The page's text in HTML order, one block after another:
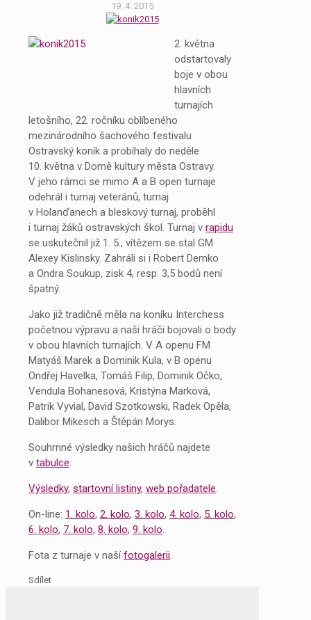
19. 4. 2015
2. května
odstartovaly
boje v obou
hlavních
turnajích
letošního, 22. ročníku oblíbeného
mezinárodního šachového festivalu
Ostravský koník a probíhaly do neděle
10. května v Domě kultury města Ostravy.
V jeho rámci se mimo A a B open turnaje
odehrál i turnaj veteránů, turnaj
v Holanďanech a bleskový turnaj, proběhl
i turnaj žáků ostravských škol. Turnaj v rapidu
se uskutečnil již 1. 5., vítězem se stal GM
Alexey Kislinsky. Zahráli si i Robert Demko
a Ondra Soukup, zisk 4, resp. 3,5 bodů není
špatný.
Jako již tradičně měla na koníku Interchess
početnou výpravu a naši hráči bojovali o body
v obou hlavních turnajích. V A openu FM
Matyáš Marek a Dominik Kula, v B openu
Ondřej Havelka, Tomáš Filip, Dominik Očko,
Vendula Bohanesová, Kristýna Marková,
Patrik Vyvial, David Szotkowski, Radek Opěla,
Dalibor Mikesch a Štěpán Morys.
Souhrnné výsledky našich hráčů najdete
v tabulce.
Výsledky, startovní listiny, web pořadatele.
On-line: 1. kolo, 2. kolo, 3. kolo, 4. kolo, 5. kolo,
6. kolo, 7. kolo, 8. kolo, 9. kolo.
Fota z turnaje v našífotogalerii.
Sdílet